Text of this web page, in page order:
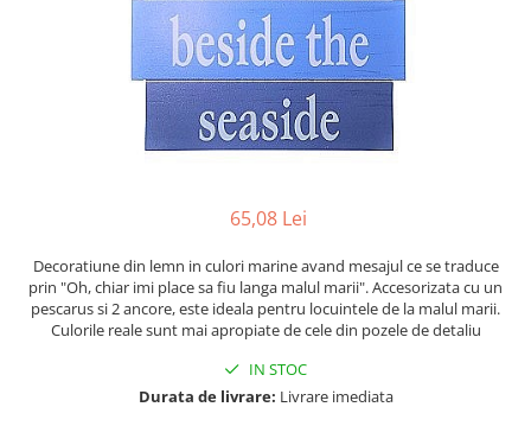
Barci, vapoare, ambarcatiuni
Decoratiuni care se agata
65,08 Lei
Decoratiune din lemn in culori marine avand mesajul ce se traduce
prin "Oh, chiar imi place sa fiu langa malul marii". Accesorizata cu un
pescarus si 2 ancore, este ideala pentru locuintele de la malul marii.
Culorile reale sunt mai apropiate de cele din pozele de detaliu
IN STOC
Durata de livrare: Livrare imediata